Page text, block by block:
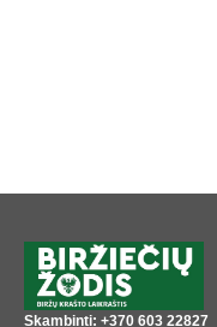
Skambinti: +370 603 22827